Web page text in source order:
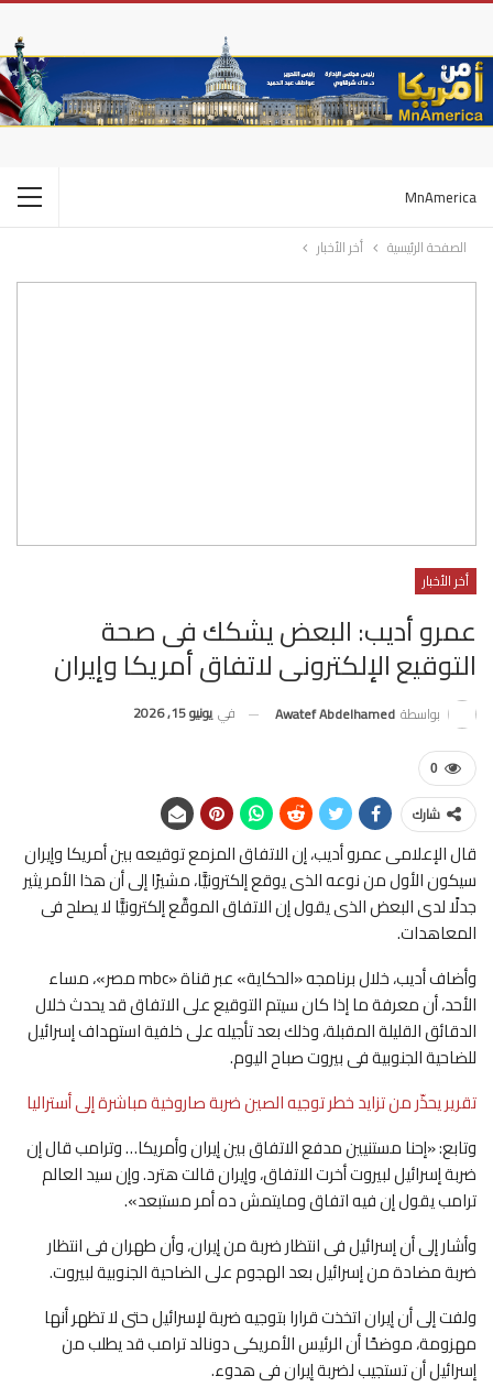
MnAmerica
الصفحة الرئيسية أخر الأخبار
أخر الأخبار
عمرو أديب: البعض يشكك فى صحة
التوقيع الإلكترونى لاتفاق أمريكا وإيران
بواسطة Awatef Abdelhamed في يونيو 15, 2026
0
شارك
قال الإعلامى عمرو أديب، إن الاتفاق المزمع توقيعه بين أمريكا وإيران
سيكون الأول من نوعه الذى يوقع إلكترونيًّا، مشيرًا إلى أن هذا الأمر يثير
جدلًا لدى البعض الذى يقول إن الاتفاق الموقَّع إلكترونيًّا لا يصلح فى
المعاهدات.
وأضاف أديب، خلال برنامجه «الحكاية» عبر قناة «mbc مصر»، مساء
الأحد، أن معرفة ما إذا كان سيتم التوقيع على الاتفاق قد يحدث خلال
الدقائق القليلة المقبلة، وذلك بعد تأجيله على خلفية استهداف إسرائيل
للضاحية الجنوبية فى بيروت صباح اليوم.
تقرير يحذّر من تزايد خطر توجيه الصين ضربة صاروخية مباشرة إلى أستراليا
وتابع: «إحنا مستنيين مدفع الاتفاق بين إيران وأمريكا… وترامب قال إن
ضربة إسرائيل لبيروت أخرت الاتفاق، وإيران قالت هترد. وإن سيد العالم
ترامب يقول إن فيه اتفاق ومايتمش ده أمر مستبعد».
وأشار إلى أن إسرائيل فى انتظار ضربة من إيران، وأن طهران فى انتظار
ضربة مضادة من إسرائيل بعد الهجوم على الضاحية الجنوبية لبيروت.
ولفت إلى أن إيران اتخذت قرارا بتوجيه ضربة لإسرائيل حتى لا تظهر أنها
مهزومة، موضحًا أن الرئيس الأمريكى دونالد ترامب قد يطلب من
إسرائيل أن تستجيب لضربة إيران فى هدوء.